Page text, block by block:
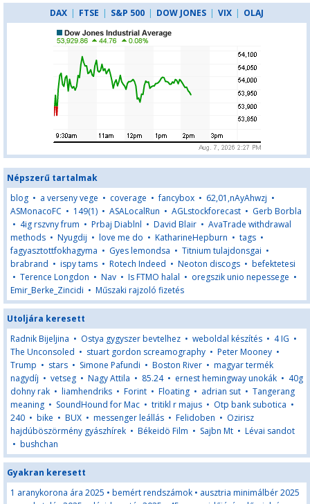
DAX | FTSE | S&P 500 | DOW JONES | VIX | OLAJ
Népszerű tartalmak
blog • a verseny vege • coverage •fancybox • 62,01,nAyAhwzj •
ASMonacoFC • 149(1) • ASALocalRun • AGLstockforecast • Gerb Borbla
• 4ig rszvny frum • Prbaj Diablnl • David Blair • AvaTrade withdrawal
methods • Nyugdij • love me do • KatharineHepburn • tags •
fagyasztottfokhagyma • Gyes lemondsa • Titnium tulajdonsgai •
brabrand • ispy tams • Rotech Indeed • Neoton discogs • befektetesi
• Terence Longdon • Nav • Is FTMO halal • oregszik unio nepessege •
Emir_Berke_Zincidi • Műszaki rajzoló fizetés
Utoljára keresett
Radnik Bijeljina • Ostya gygyszer bevtelhez • weboldal készítés • 4 IG •
The Unconsoled • stuart gordon screamography • Peter Mooney •
Trump • stars • Simone Pafundi • Boston River • magyar termék
nagydíj • vetseg • Nagy Attila • 85.24• ernest hemingway unokák • 40g
dohny rak • liamhendriks • Forint • Floating • adrian sut • Tangerang
meaning • SoundHound for Mac • tritikl r majus • Otp bank subotica •
240 • bike • BUX • messenger leállás • Felidoben • Ozirisz
hajdúböszörmény gyászhírek • Békeidö Film • Sajbn Mt • Lévai sandot
• bushchan
Gyakran keresett
1 aranykorona ára 2025 • bemért rendszámok • ausztria minimálbér 2025